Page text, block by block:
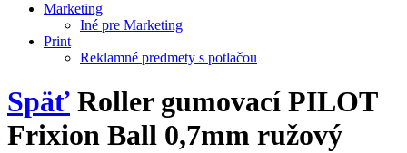
Marketing
Iné pre Marketing
Print
Reklamné predmety s potlačou
Späť Roller gumovací PILOT
Frixion Ball 0,7mm ružový